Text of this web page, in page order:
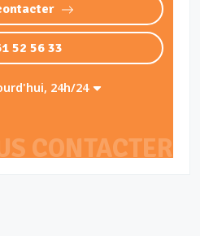
CONTACTER
52 56 33
24h/24